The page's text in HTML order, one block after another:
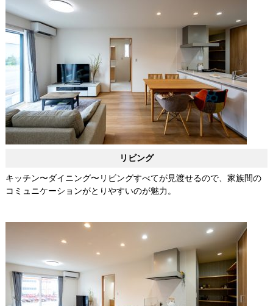
リビング
キッチン〜ダイニング〜リビングすべてが見渡せるので、家族間の
コミュニケーションがとりやすいのが魅力。